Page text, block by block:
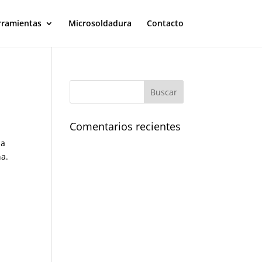
Microsoldadura Contacto
Comentarios recientes